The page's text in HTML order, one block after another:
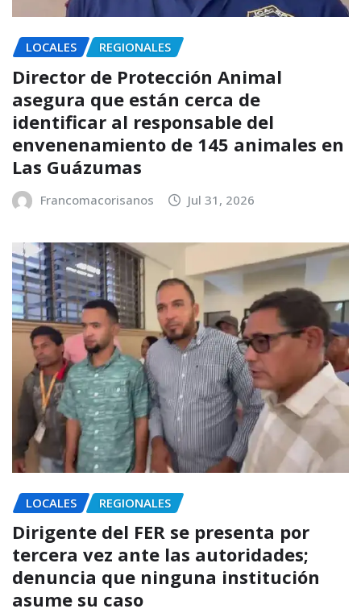
LOCALES REGIONALES
Director de Protección Animal
asegura que están cerca de
identificar al responsable del
envenenamiento de 145 animales en
Las Guázumas
Francomacorisanos Jul 31, 2026
LOCALES REGIONALES
Dirigente del FER se presenta por
tercera vez ante las autoridades;
denuncia que ninguna institución
asume su caso